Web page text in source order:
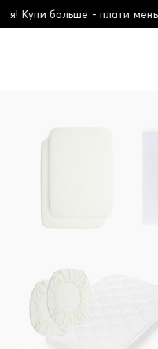
Купи больше - плати меньше!